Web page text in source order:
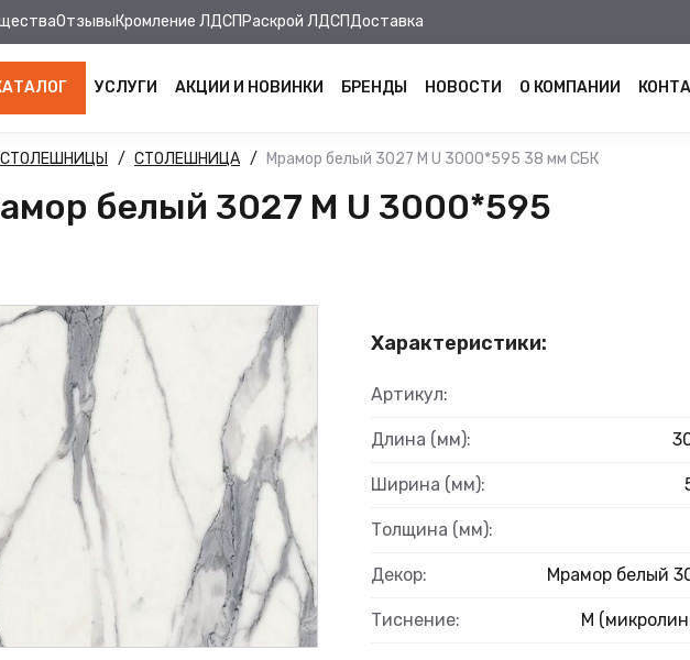
ОтзывыКромление ЛДСП Раскрой ЛДСПДоставка
ПАНЕЛИ
АЛЮМИНИЕВЫЙ
УСЛУГИ АКЦИИ И НОВИНКИ БРЕНДЫ НОВОСТИ О КОМПАНИИ
СТОЛЕШНИЦЫ СТОЛЕШНИЦА Мрамор белый 3027 М U 3000*595 38 мм СБК
белый 3027 М U 3000*595
Характеристики:
Артикул:
Длина (мм):
Ширина (мм):
Толщина (мм):
Декор: Мрамор белый
Тиснение: M